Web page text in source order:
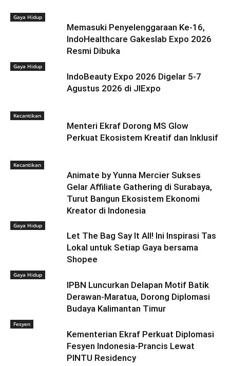
Gaya Hidup
Memasuki Penyelenggaraan Ke-16,
IndoHealthcare Gakeslab Expo 2026
Resmi Dibuka
Gaya Hidup
IndoBeauty Expo 2026 Digelar 5-7
Agustus 2026 di JIExpo
Kecantikan
Menteri Ekraf Dorong MS Glow
Perkuat Ekosistem Kreatif dan Inklusif
Kecantikan
Animate by Yunna Mercier Sukses
Gelar Affiliate Gathering di Surabaya,
Turut Bangun Ekosistem Ekonomi
Kreator di Indonesia
Gaya Hidup
Let The Bag Say It All! Ini Inspirasi Tas
Lokal untuk Setiap Gaya bersama
Shopee
Gaya Hidup
IPBN Luncurkan Delapan Motif Batik
Derawan-Maratua, Dorong Diplomasi
Budaya Kalimantan Timur
Fesyen
Kementerian Ekraf Perkuat Diplomasi
Fesyen Indonesia-Prancis Lewat
PINTU Residency